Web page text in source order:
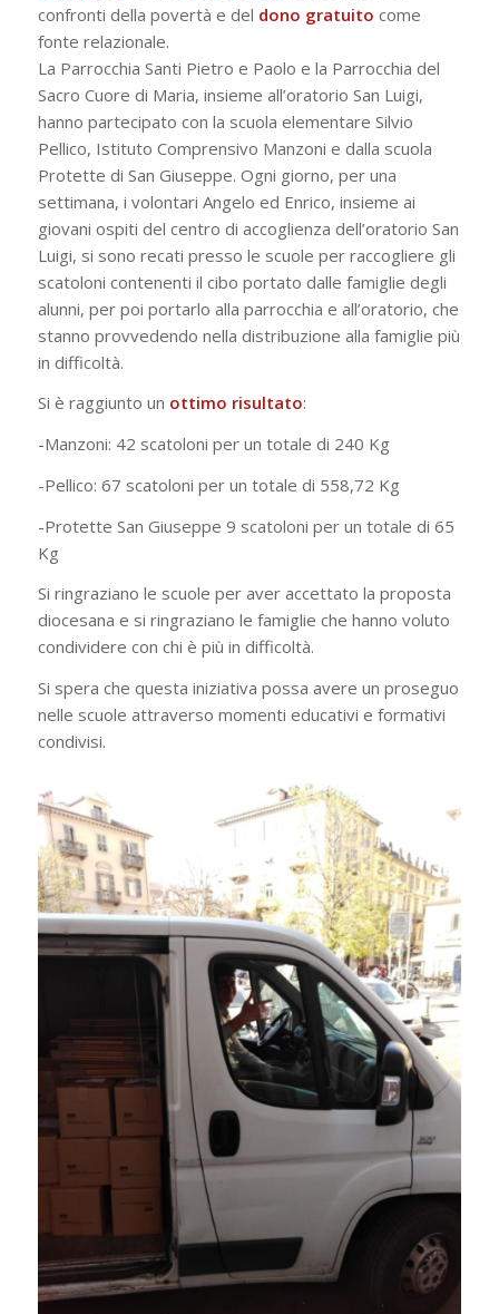
confronti della povertà e del dono gratuito come
fonte relazionale.
La Parrocchia Santi Pietro e Paolo e la Parrocchia del
Sacro Cuore di Maria, insieme all’oratorio San Luigi,
hanno partecipato con la scuola elementare Silvio
Pellico, Istituto Comprensivo Manzoni e dalla scuola
Protette di San Giuseppe. Ogni giorno, per una
settimana, i volontari Angelo ed Enrico, insieme ai
giovani ospiti del centro di accoglienza dell’oratorio San
Luigi, si sono recati presso le scuole per raccogliere gli
scatoloni contenenti il cibo portato dalle famiglie degli
alunni, per poi portarlo alla parrocchia e all’oratorio, che
stanno provvedendo nella distribuzione alla famiglie più
in difficoltà.
Si è raggiunto un ottimo risultato:
-Manzoni: 42 scatoloni per un totale di 240 Kg
-Pellico: 67 scatoloni per un totale di 558,72 Kg
-Protette San Giuseppe 9 scatoloni per un totale di 65
Kg
Si ringraziano le scuole per aver accettato la proposta
diocesana e si ringraziano le famiglie che hanno voluto
condividere con chi è più in difficoltà.
Si spera che questa iniziativa possa avere un proseguo
nelle scuole attraverso momenti educativi e formativi
condivisi.